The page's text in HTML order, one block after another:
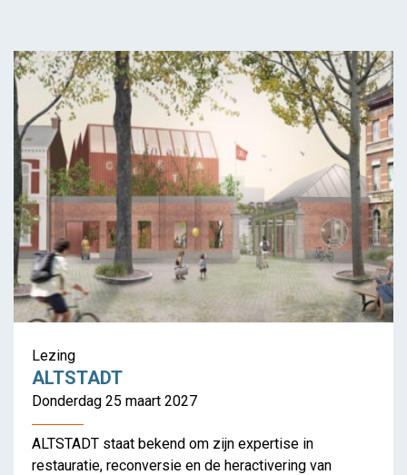
Kunstennacht 2026:
Lezing
ALTSTADT
Donderdag 25 maart 2027
ALTSTADT staat bekend om zijn expertise in
restauratie, reconversie en de heractivering van